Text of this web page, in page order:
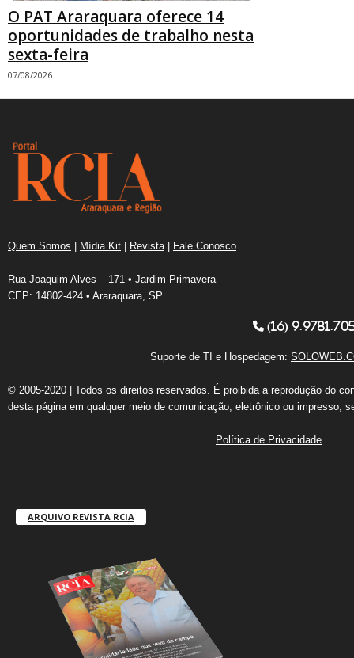
O PAT Araraquara oferece 14
oportunidades de trabalho nesta
sexta-feira
07/08/2026
Quem Somos Mídia Kit Revista Fale Conosco
Rua Joaquim Alves – 171 • Jardim Primavera
CEP: 14802-424 • Araraquara, SP
(16)
Suporte de TI e Hospedagem:
© 2005-2020 | Todos os direitos reservados. É proibida a reprodução do
desta página em qualquer meio de comunicação, eletrônico ou impresso,
Política de Privacidade
ARQUIVO REVISTA RCIA